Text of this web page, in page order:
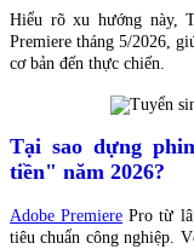
Hiểu rõ xu hướng này,
Premiere tháng 5/2026,
cơ bản đến thực chiến.
Tại sao dựng
tiền" năm 2026?
Adobe Premiere Pro từ
tiêu chuẩn công nghiệp.